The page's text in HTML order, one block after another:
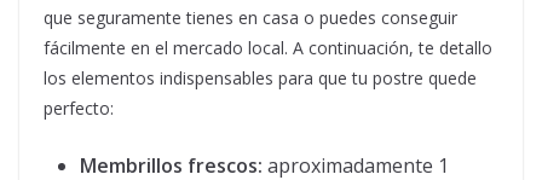
que seguramente tienes en casa o puedes conseguir
fácilmente en el mercado local. A continuación, te detallo
los elementos indispensables para que tu postre quede
perfecto:
Membrillos frescos: aproximadamente 1